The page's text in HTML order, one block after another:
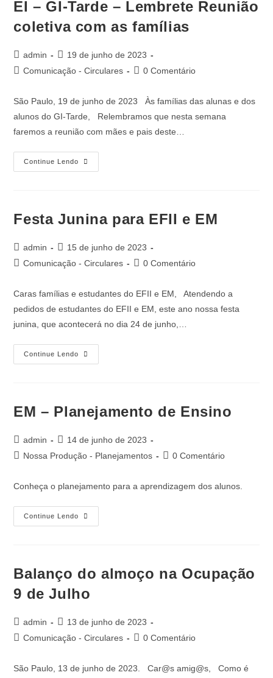
EI – GI-Tarde – Lembrete Reunião
coletiva com as famílias
admin
19 de junho de 2023
Comunicação - Circulares
0 Comentário
São Paulo, 19 de junho de 2023 Às famílias das alunas e dos
alunos do GI-Tarde, Relembramos que nesta semana
faremos a reunião com mães e pais deste…
Continue Lendo
Festa Junina para EFII e EM
admin
15 de junho de 2023
Comunicação - Circulares
0 Comentário
Caras famílias e estudantes do EFII e EM, Atendendo a
pedidos de estudantes do EFII e EM, este ano nossa festa
junina, que acontecerá no dia 24 de junho,…
Continue Lendo
EM – Planejamento de Ensino
admin
14 de junho de 2023
Nossa Produção - Planejamentos
0 Comentário
Conheça o planejamento para a aprendizagem dos alunos.
Continue Lendo
Balanço do almoço na Ocupação
9 de Julho
admin
13 de junho de 2023
Comunicação - Circulares
0 Comentário
São Paulo, 13 de junho de 2023. Car@s amig@s, Como é